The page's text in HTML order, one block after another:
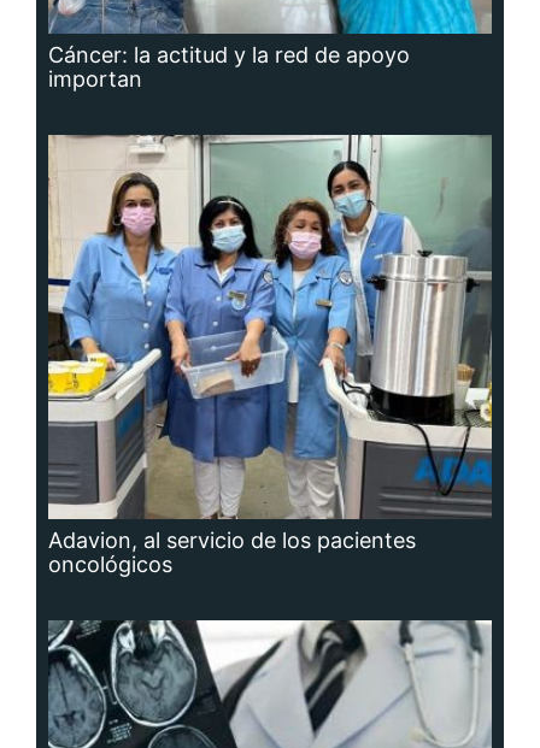
Cáncer: la actitud y la red de apoyo
importan
Adavion, al servicio de los pacientes
oncológicos